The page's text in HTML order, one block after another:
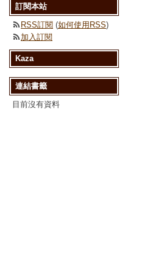
訂閱本站
RSS訂閱 (如何使用RSS)
加入訂閱
Kaza
連結書籤
目前沒有資料